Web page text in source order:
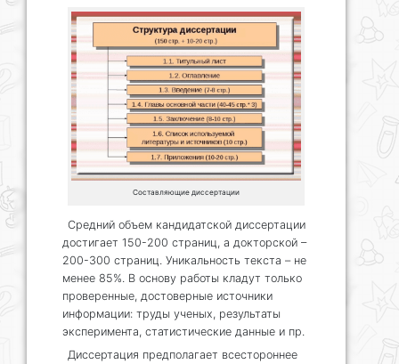
Составляющие диссертации
Средний объем кандидатской диссертации
достигает 150-200 страниц, а докторской –
200-300 страниц. Уникальность текста – не
менее 85%. В основу работы кладут только
проверенные, достоверные источники
информации: труды ученых, результаты
эксперимента, статистические данные и пр.
Диссертация предполагает всестороннее